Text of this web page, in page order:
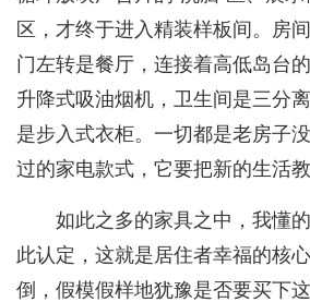
区，才终于进入精装样板间。房
门左转是餐厅，连接着高低岛台
升降式吸油烟机，卫生间是三分
是步入式衣柜。一切都是老房子
过的家电款式，它要把新的生活教
如此之多的家具之中，我懂
此认定，这就是居住者幸福的核
倒，假模假样地犹豫是否要买下